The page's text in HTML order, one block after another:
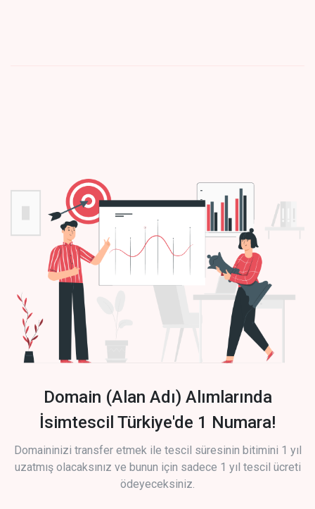
Domain (Alan Adı) Alımlarında
İsimtescil Türkiye'de 1 Numara!
Domaininizi transfer etmek ile tescil süresinin bitimini 1 yıl
uzatmış olacaksınız ve bunun için sadece 1 yıl tescil ücreti
ödeyeceksiniz.